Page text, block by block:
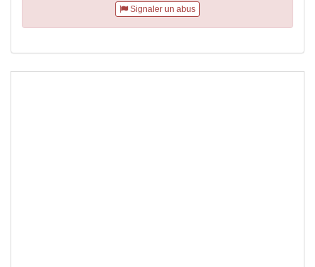
Signaler un abus